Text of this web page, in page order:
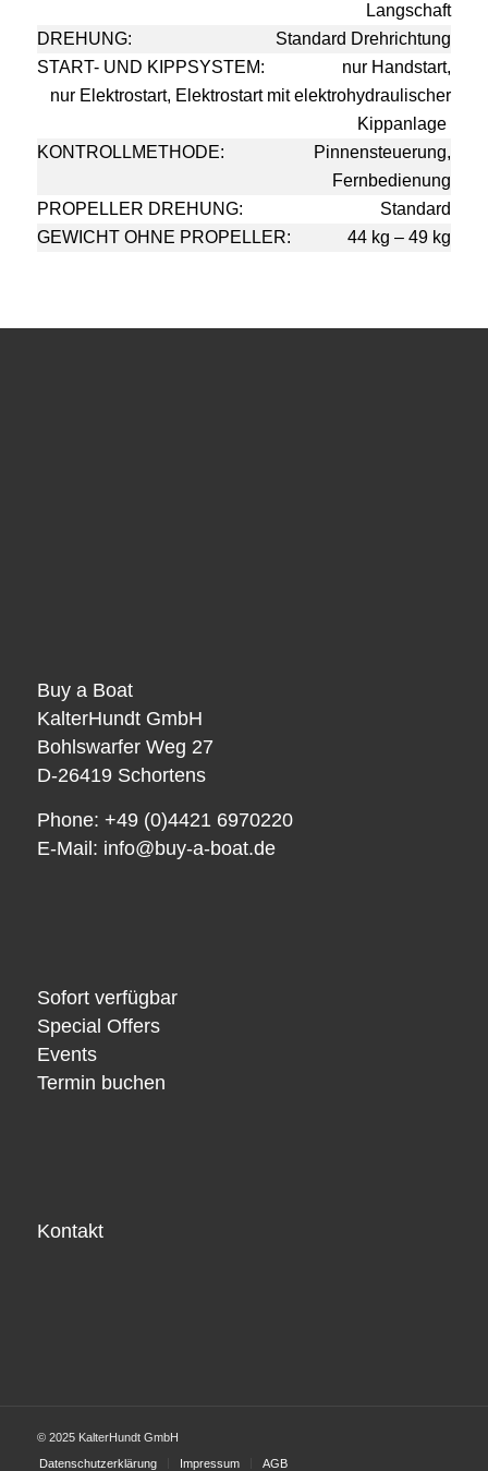
Langschaft
DREHUNG:
Standard Drehrichtung
START- UND KIPPSYSTEM:
nur Handstart,
nur Elektrostart, Elektrostart mitelektrohydraulischer
Kippanlage
KONTROLLMETHODE:
Pinnensteuerung,
Fernbedienung
PROPELLER DREHUNG:
Standard
GEWICHT OHNE PROPELLER:
44 kg – 49 kg
Buy a Boat
KalterHundt GmbH
Bohlswarfer Weg 27
D-26419 Schortens
Phone: +49 (0)4421 6970220
E-Mail: info@buy-a-boat.de
Sofort verfügbar
Special Offers
Events
Termin buchen
Kontakt
© 2025 KalterHundt GmbH
Datenschutzerklärung
Impressum AGB